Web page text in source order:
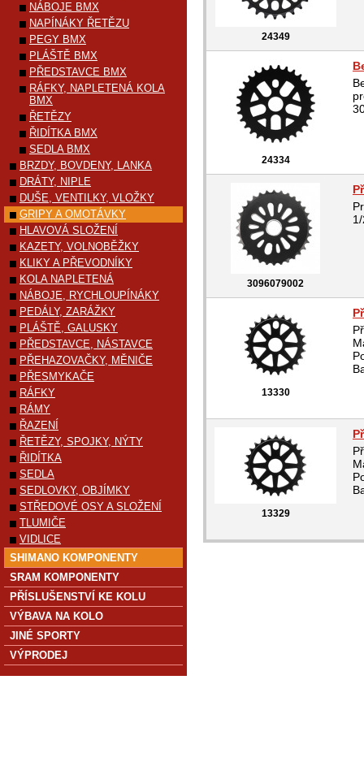
24349
24334
3096079002
13330
13329
NÁBOJE BMX
NAPÍNÁKY ŘETĚZU
PEGY BMX
PLÁŠTĚ BMX
PŘEDSTAVCE BMX
RÁFKY, NAPLETENÁ KOLA
BMX
ŘETĚZY
ŘIDÍTKA BMX
SEDLA BMX
BRZDY, BOVDENY, LANKA
DRÁTY, NIPLE
DUŠE, VENTILKY, VLOŽKY
GRIPY A OMOTÁVKY
HLAVOVÁ SLOŽENÍ
KAZETY, VOLNOBĚŽKY
KLIKY A PŘEVODNÍKY
KOLA NAPLETENÁ
NÁBOJE, RYCHLOUPÍNÁKY
PEDÁLY, ZARÁŽKY
PLÁŠTĚ, GALUSKY
PŘEDSTAVCE, NÁSTAVCE
PŘEHAZOVAČKY, MĚNIČE
PŘESMYKAČE
RÁFKY
RÁMY
ŘAZENÍ
ŘETĚZY, SPOJKY, NÝTY
ŘIDÍTKA
SEDLA
SEDLOVKY, OBJÍMKY
STŘEDOVÉ OSY A SLOŽENÍ
TLUMIČE
VIDLICE
SHIMANO KOMPONENTY
SRAM KOMPONENTY
PŘÍSLUŠENSTVÍ KE KOLU
VÝBAVA NA KOLO
JINÉ SPORTY
VÝPRODEJ